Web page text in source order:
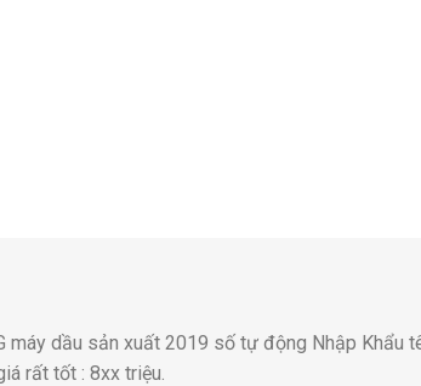
máy dầu sản xuất 2019 số tự động Nhập Khẩu
rất tốt : 8xx triệu.